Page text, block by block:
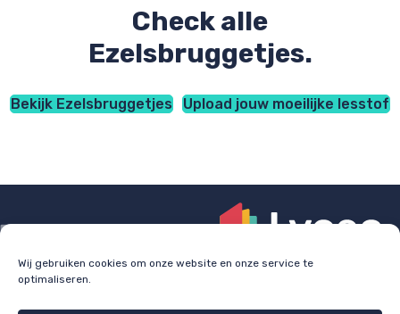
Wij gebruiken cookies om onze website en onze service te
optimaliseren.
Check alle
Ezelsbruggetjes.
Bekijk Ezelsbruggetjes Upload jouw moeilijke lesstof